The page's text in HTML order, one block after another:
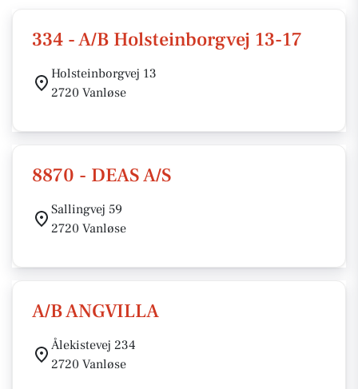
334 - A/B Holsteinborgvej 13-17
Holsteinborgvej 13
2720 Vanløse
8870 - DEAS A/S
Sallingvej 59
2720 Vanløse
A/B ANGVILLA
Ålekistevej 234
2720 Vanløse